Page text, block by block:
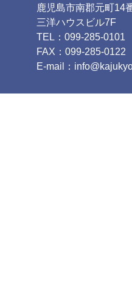
鹿児島市南郡元町14
三洋ハウスビル7F
TEL：099-285-0101
FAX：099-285-0122
E-mail：